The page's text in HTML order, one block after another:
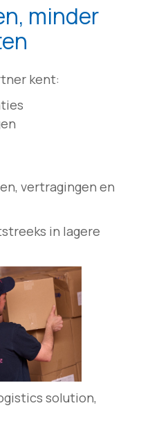
minder
kent:
vertragingen en
in lagere
solution,